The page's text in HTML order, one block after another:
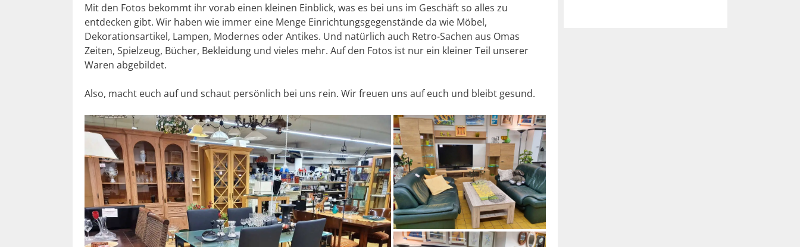
Mit den Fotos bekommt ihr vorab einen kleinen Einblick, was es bei uns im Geschäft so alles zu
entdecken gibt. Wir haben wie immer eine Menge Einrichtungsgegenstände da wie Möbel,
Dekorationsartikel, Lampen, Modernes oder Antikes. Und natürlich auch Retro-Sachen aus Omas
Zeiten, Spielzeug, Bücher, Bekleidung und vieles mehr. Auf den Fotos ist nur ein kleiner Teil unserer
Waren abgebildet.
Also, macht euch auf und schaut persönlich bei uns rein. Wir freuen uns auf euch und bleibt gesund.